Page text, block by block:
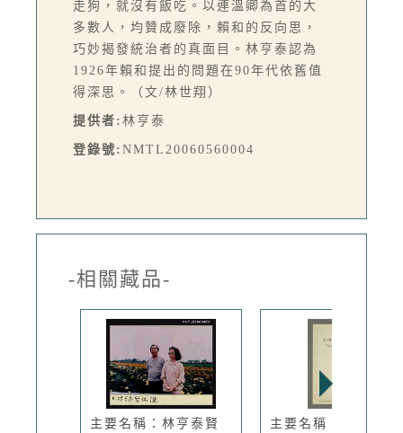
走狗，就沒有飯吃。以連溫卿為首的大
多數人，均贊成廢除，賴和的反向思，
巧妙揭發統治者的真面目。林亨泰認為
1926年賴和提出的問題在90年代依舊值
得深思。（文/林世翔）
提供者: 林亨泰
登錄號: NMTL20060560004
-相關藏品-
主要名稱：林亨泰賢 主要名稱：第三輯：